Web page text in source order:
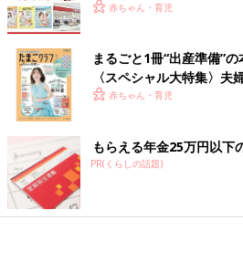
赤ちゃん・育児
まるごと1冊“出産準備”
〈スペシャル大特集〉
赤ちゃん・育児
もらえる年金25万円以下
PR(くらしの話題)